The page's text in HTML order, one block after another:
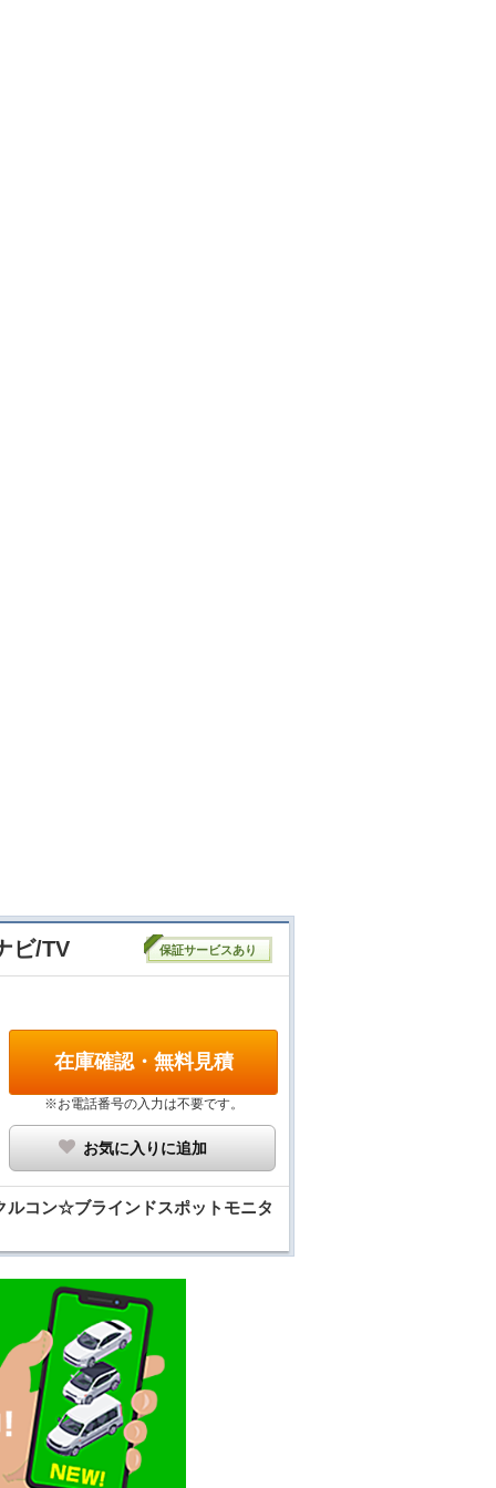
ビ/TV 保証サービスあり
在庫確認・無料見積
※お電話番号の入力は不要です。
お気に入りに追加
コン☆ブラインドスポットモニタ